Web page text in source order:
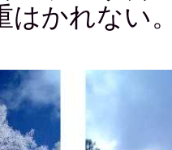
はかれない